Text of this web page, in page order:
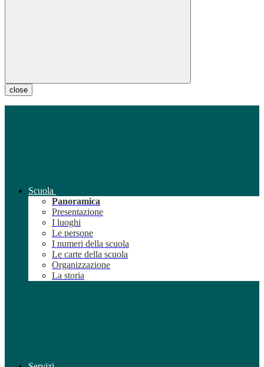
close
Scuola
Panoramica
Presentazione
I luoghi
Le persone
I numeri della scuola
Le carte della scuola
Organizzazione
La storia